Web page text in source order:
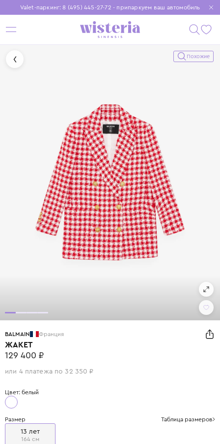
Valet-паркинг: 8 (495) 445-27-72 - припаркуем ваш автомобиль
Бесплатная доставка при заказе от 15 000 ₽
Установите приложение, чтобы покупки были еще удобнее
Похожие
BALMAIN Франция
ЖАКЕТ
129 400 ₽
или 4 платежа по 32 350 ₽
Цвет: белый
Размер Таблица размеров
13 лет
164 см